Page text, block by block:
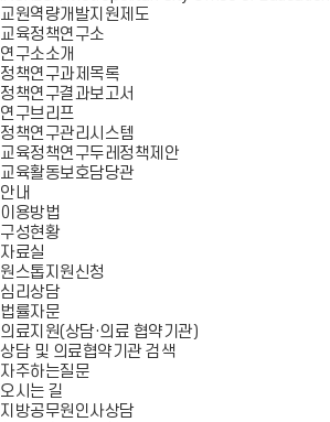
교원역량개발지원제도
교육정책연구소
연구소소개
정책연구과제목록
정책연구결과보고서
연구브리프
정책연구관리시스템
교육정책연구두레정책제안
교육활동보호담당관
안내
이용방법
구성현황
자료실
원스톱지원신청
심리상담
법률자문
의료지원(상담·의료 협약기관)
상담 및 의료협약기관 검색
자주하는질문
오시는 길
지방공무원인사상담